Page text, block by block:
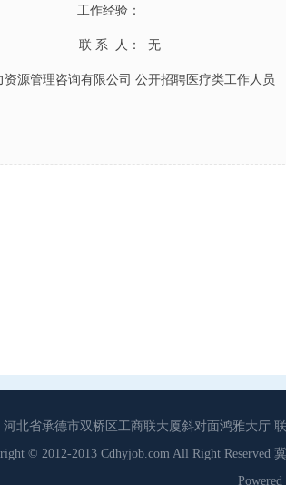
工作经验：
联 系 人： 无
源管理咨询有限公司 公开招聘医疗类工作人员
北省承德市双桥区工商联大厦斜对面鸿雅大厅
© 2012-2013 Cdhyjob.com All Right Reserved